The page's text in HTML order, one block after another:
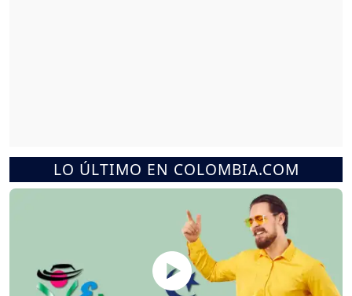
LO ÚLTIMO EN COLOMBIA.COM